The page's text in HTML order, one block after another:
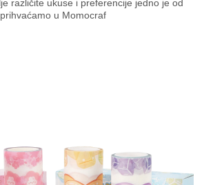
različite ukuse i preferencije jedno je od
u Momocraf